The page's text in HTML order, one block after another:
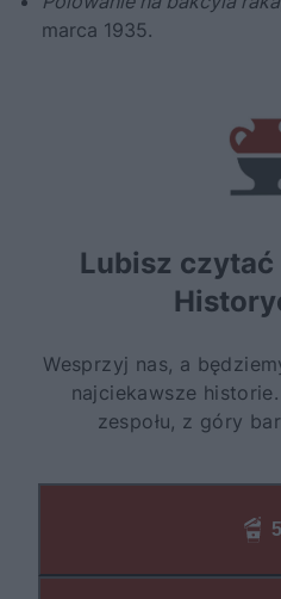
marca 1935.